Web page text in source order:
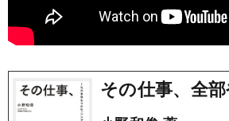
その仕事、全